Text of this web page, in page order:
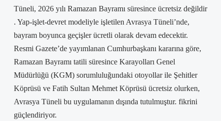
Tüneli, 2026 yılı Ramazan Bayramı süresince ücretsiz değildir
. Yap-işlet-devret modeliyle işletilen Avrasya Tüneli’nde,
bayram boyunca geçişler ücretli olarak devam edecektir.
Resmi Gazete’de yayımlanan Cumhurbaşkanı kararına göre,
Ramazan Bayramı tatili süresince Karayolları Genel
Müdürlüğü (KGM) sorumluluğundaki otoyollar ile Şehitler
Köprüsü ve Fatih Sultan Mehmet Köprüsü ücretsiz olurken,
Avrasya Tüneli bu uygulamanın dışında tutulmuştur. fikrini
güçlendiriyor.